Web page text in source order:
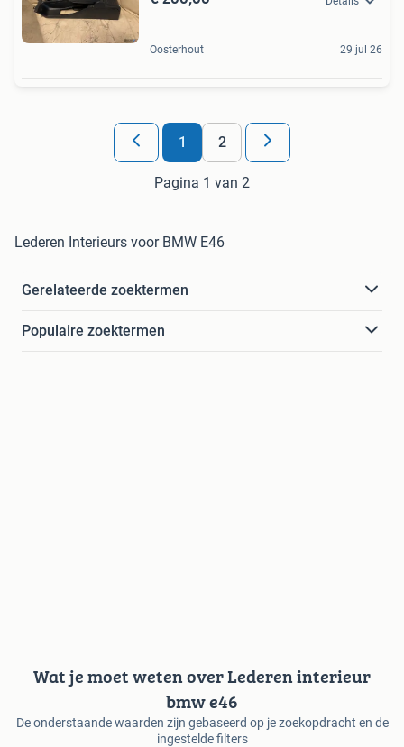
Oosterhout 29 jul 26
1 2
Pagina 1 van 2
Lederen Interieurs voor BMW E46
Gerelateerde zoektermen
Populaire zoektermen
Wat je moet weten over Lederen interieur
bmw e46
De onderstaande waarden zijn gebaseerd op je zoekopdracht en de
ingestelde filters